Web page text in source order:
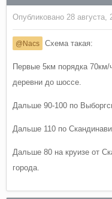
Опубликовано 28 августа,
@Nacs Схема такая:
Первые 5км порядка 70км/
деревни до шоссе.
Дальше 90-100 по
Дальше 110 по
Дальше 80 на круизе от
города.